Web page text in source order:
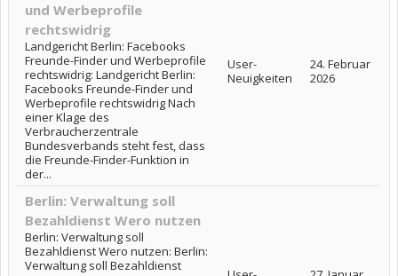
und Werbeprofile
rechtswidrig
Landgericht Berlin: Facebooks
Freunde-Finder und Werbeprofile
rechtswidrig: Landgericht Berlin:
Facebooks Freunde-Finder und
Werbeprofile rechtswidrig Nach
einer Klage des
Verbraucherzentrale
Bundesverbands steht fest, dass
die Freunde-Finder-Funktion in
der...
User-
Neuigkeiten
24. Februar
2026
Berlin: Verwaltung soll
Bezahldienst Wero nutzen
Berlin: Verwaltung soll
Bezahldienst Wero nutzen: Berlin:
Verwaltung soll Bezahldienst